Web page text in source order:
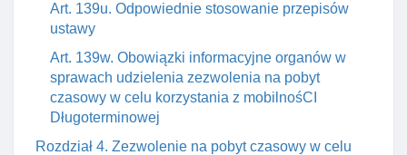
Art. 139u. Odpowiednie stosowanie przepisów
ustawy
Art. 139w. Obowiązki informacyjne organów w
sprawach udzielenia zezwolenia na pobyt
czasowy w celu korzystania z mobilnośCI
Długoterminowej
Rozdział 4. Zezwolenie na pobyt czasowy w celu